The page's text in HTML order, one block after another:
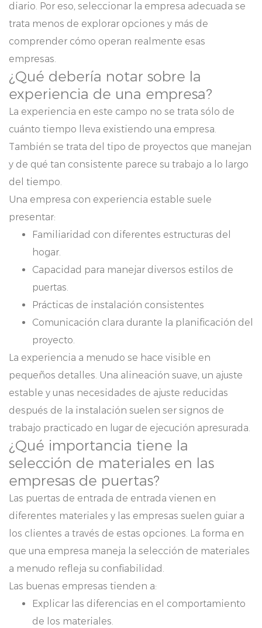
diario. Por eso, seleccionar la empresa adecuada se
trata menos de explorar opciones y más de
comprender cómo operan realmente esas
empresas.
¿Qué debería notar sobre la
experiencia de una empresa?
La experiencia en este campo no se trata sólo de
cuánto tiempo lleva existiendo una empresa.
También se trata del tipo de proyectos que manejan
y de qué tan consistente parece su trabajo a lo largo
del tiempo.
Una empresa con experiencia estable suele
presentar:
Familiaridad con diferentes estructuras del
hogar.
Capacidad para manejar diversos estilos de
puertas.
Prácticas de instalación consistentes
Comunicación clara durante la planificación del
proyecto.
La experiencia a menudo se hace visible en
pequeños detalles. Una alineación suave, un ajuste
estable y unas necesidades de ajuste reducidas
después de la instalación suelen ser signos de
trabajo practicado en lugar de ejecución apresurada.
¿Qué importancia tiene la
selección de materiales en las
empresas de puertas?
Las puertas de entrada de entrada vienen en
diferentes materiales y las empresas suelen guiar a
los clientes a través de estas opciones. La forma en
que una empresa maneja la selección de materiales
a menudo refleja su confiabilidad.
Las buenas empresas tienden a:
Explicar las diferencias en el comportamiento
de los materiales.